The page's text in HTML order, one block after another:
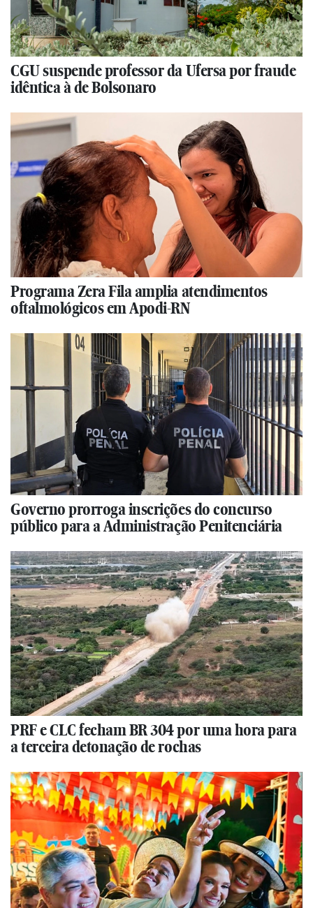
CGU suspende professor da Ufersa por fraude
idêntica à de Bolsonaro
Programa Zera Fila amplia atendimentos
oftalmológicos em Apodi-RN
Governo prorroga inscrições do concurso
público para a Administração Penitenciária
PRF e CLC fecham BR 304 por uma hora para
a terceira detonação de rochas